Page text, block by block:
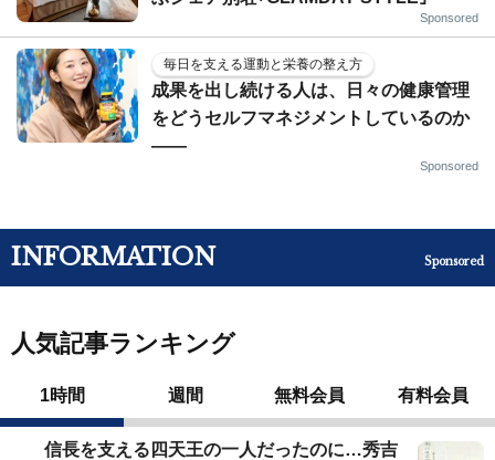
Sponsored
毎日を支える運動と栄養の整え方
成果を出し続ける人は、日々の健康管理
をどうセルフマネジメントしているのか
——
Sponsored
INFORMATION Sponsored
人気記事ランキング
1時間 週間 無料会員 有料会員
信長を支える四天王の一人だったのに…秀吉